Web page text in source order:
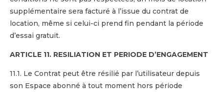
supplémentaire sera facturé à l’issue du contrat de
location, même si celui-ci prend fin pendant la période
d’essai gratuit.
ARTICLE 11. RESILIATION ET PERIODE D’ENGAGEMENT
11.1. Le Contrat peut être résilié par l’utilisateur depuis
son Espace abonné à tout moment hors période